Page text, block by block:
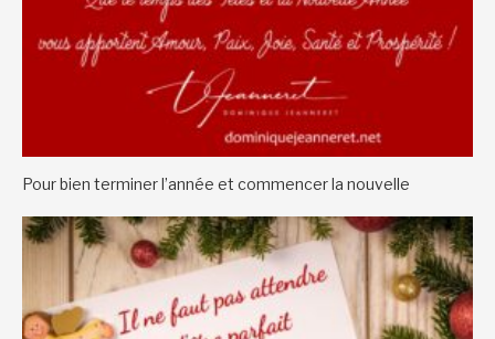
Pour bien terminer l’année et commencer la nouvelle